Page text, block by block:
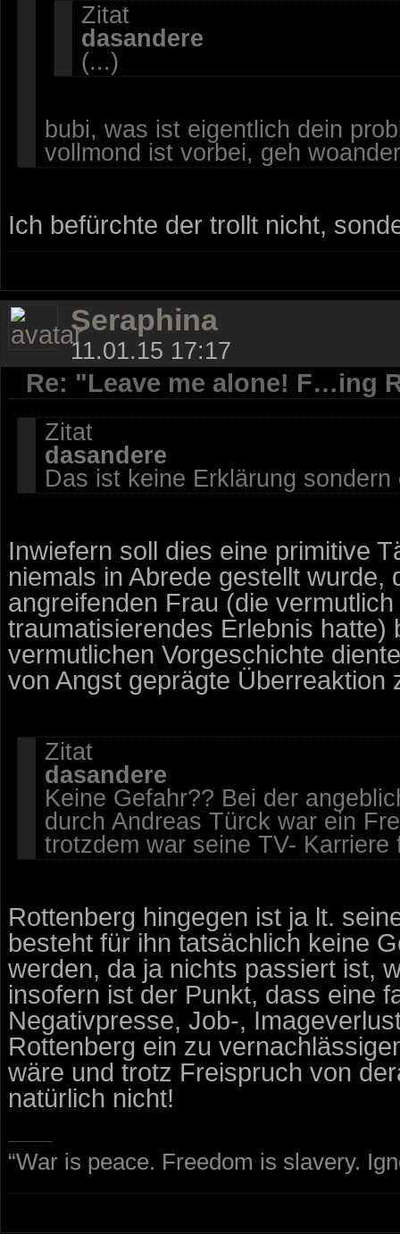
Zitat
dasandere
(...)
bubi, was ist eigentlich dein
vollmond ist vorbei, geh
Ich befürchte der trollt nicht,
Seraphina
11.01.15 17:17
Re: "Leave me alone! F…ing
Zitat
dasandere
Das ist keine Erklärung
Inwiefern soll dies eine primitive
niemals in Abrede gestellt
angreifenden Frau (die
traumatisierendes Erlebnis
vermutlichen Vorgeschichte
von Angst geprägte
Zitat
dasandere
Keine Gefahr?? Bei der
durch Andreas Türck war ein
trotzdem war seine TV-
Rottenberg hingegen ist ja lt.
besteht für ihn tatsächlich keine
werden, da ja nichts passiert ist,
insofern ist der Punkt, dass eine
Negativpresse, Job-,
Rottenberg ein zu
wäre und trotz Freispruch von
natürlich nicht!
“War is peace. Freedom is slavery.